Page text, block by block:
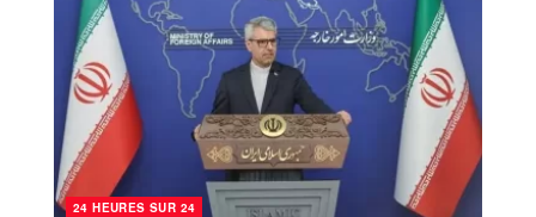
24 HEURES SUR 24